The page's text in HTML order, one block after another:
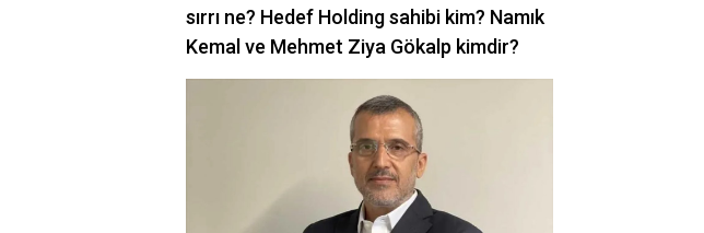
sırrı ne? Hedef Holding sahibi kim? Namık
Kemal ve Mehmet Ziya Gökalp kimdir?